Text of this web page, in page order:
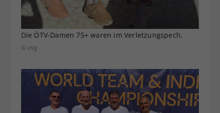
Die ÖTV-Damen 75+ waren im Verletzungspech.
© zVg